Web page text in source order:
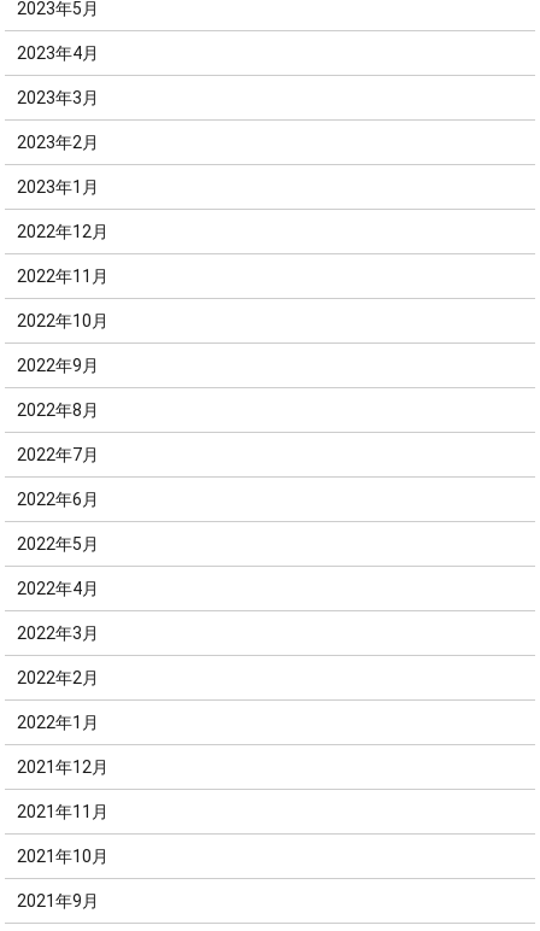
2023年5月
2023年4月
2023年3月
2023年2月
2023年1月
2022年12月
2022年11月
2022年10月
2022年9月
2022年8月
2022年7月
2022年6月
2022年5月
2022年4月
2022年3月
2022年2月
2022年1月
2021年12月
2021年11月
2021年10月
2021年9月